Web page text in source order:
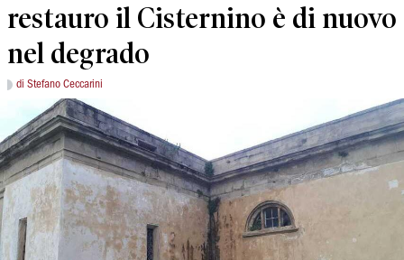
restauro il Cisternino è di nuovo
nel degrado
di Stefano Ceccarini